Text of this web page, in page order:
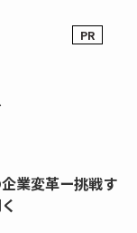
企業変革ー挑戦す